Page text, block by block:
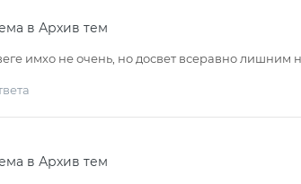
в Архив тем
имхо не очень, но досвет всеравно лишним
в Архив тем